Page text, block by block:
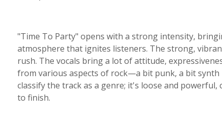
"Time To Party" opens with a strong intensity,
atmosphere that ignites listeners. The strong,
rush. The vocals bring a lot of attitude,
from various aspects of rock—a bit punk, a bit synth
classify the track as a genre; it's loose and
to finish.